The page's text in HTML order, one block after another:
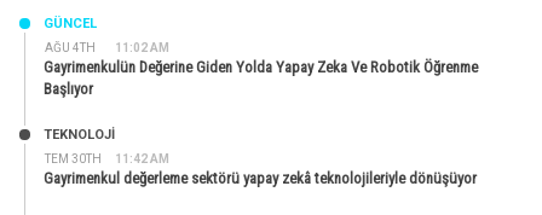
AĞU 4TH 11:02 AM
GÜNCEL
Gayrimenkulün Değerine Giden Yolda Yapay Zeka Ve Robotik Öğrenme
Başlıyor
TEM 30TH 11:42 AM
TEKNOLOJİ
Gayrimenkul değerleme sektörü yapay zekâ teknolojileriyle dönüşüyor